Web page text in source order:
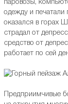
паровозы,
одежду и печатали
оказался в горах
страдал от
средство от
работает по сей
Предприимчивые